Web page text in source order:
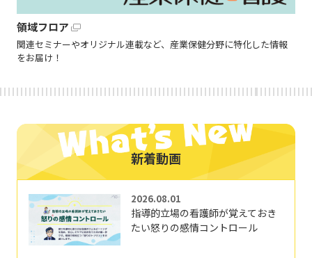
領域フロア
関連セミナーやオリジナル連載など、産業保健分野に特化した情報
をお届け！
新着動画
2026.08.01
指導的立場の看護師が覚えておき
たい怒りの感情コントロール